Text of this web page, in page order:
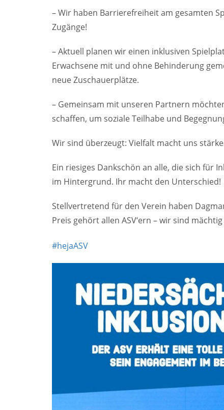
– Wir haben Barrierefreiheit am gesamten
Zugänge!
– Aktuell planen wir einen inklusiven
Erwachsene mit und ohne Behinderung
neue Zuschauerplätze.
– Gemeinsam mit unseren Partnern
schaffen, um soziale Teilhabe und
Wir sind überzeugt: Vielfalt macht uns
Ein riesiges Dankschön an alle, die sich für
im Hintergrund. Ihr macht den Unterschied!
Stellvertretend für den Verein haben
Preis gehört allen ASV‘ern – wir sind
#hejaASV